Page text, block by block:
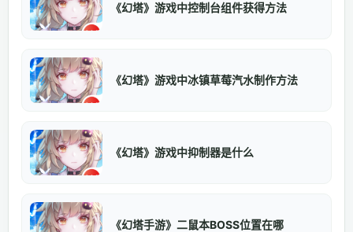
《幻塔》游戏中控制台组件获得方法
《幻塔》游戏中冰镇草莓汽水制作方法
《幻塔》游戏中抑制器是什么
《幻塔手游》二鼠本BOSS位置在哪